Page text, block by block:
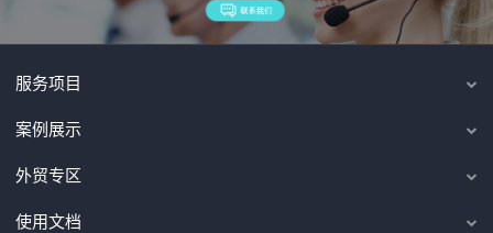
服务项目
案例展示
外贸专区
使用文档